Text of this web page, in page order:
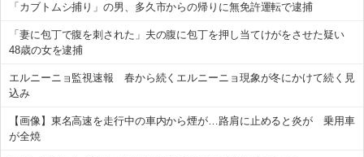
「カブトムシ捕り」の男、多久市からの帰りに無免許運転で逮捕
「妻に包丁で腹を刺された」夫の腹に包丁を押し当てけがをさせた疑い
48歳の女を逮捕
エルニーニョ監視速報 春から続くエルニーニョ現象が冬にかけて続く見
込み
【画像】東名高速を走行中の車内から煙が…路肩に止めると炎が 乗用車
が全焼